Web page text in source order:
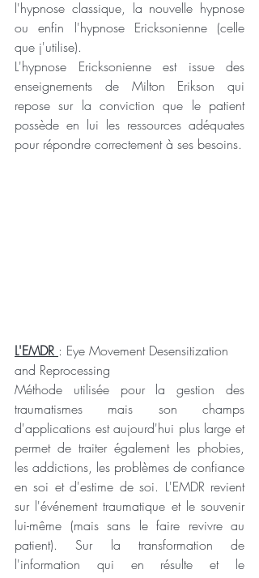
l'hypnose classique, la nouvelle hypnose
ou enfin l'hypnose Ericksonienne (celle
que j'utilise).
L'hypnose Ericksonienne est issue des
enseignements de Milton Erikson qui
repose sur la conviction que le patient
possède en lui les ressources adéquates
pour répondre correctement à ses besoins.
L'EMDR : Eye Movement Desensitization
and Reprocessing
Méthode utilisée pour la gestion des
traumatismes mais son champs
d'applications est aujourd'hui plus large et
permet de traiter également les phobies,
les addictions, les problèmes de confiance
en soi et d'estime de soi. L'EMDR revient
sur l'événement traumatique et le souvenir
lui-même (mais sans le faire revivre au
patient). Sur la transformation de
l'information qui en résulte et le